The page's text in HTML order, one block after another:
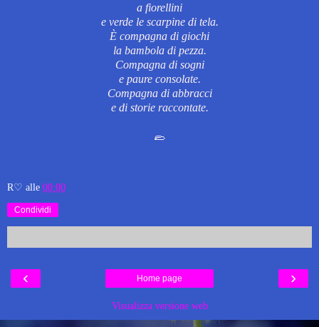
a fiorellini
e verde le scarpine di tela.
È compagna di giochi
la bambola di pezza.
Compagna di sogni
e paure consolate.
Compagna di abbracci
e di storie raccontate.
🥿
R♡ alle 00:00
Condividi
‹ ›
Home page
Visualizza versione web